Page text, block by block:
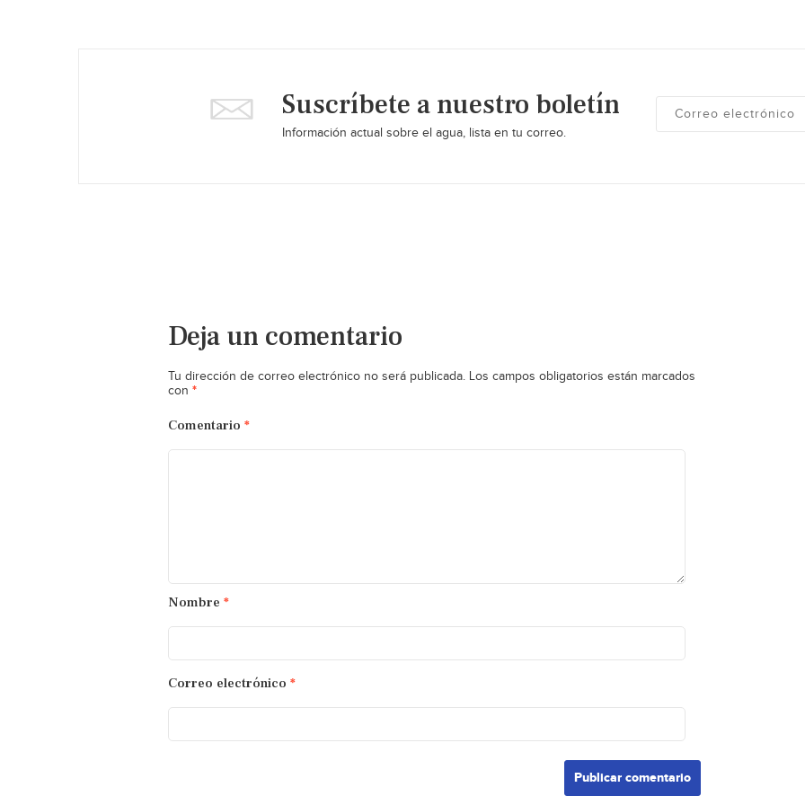
Suscríbete a nuestro boletín
Información actual sobre el agua, lista en tu correo.
Deja un comentario
Tu dirección de correo electrónico no será publicada. Los campos obligatorios están marcados
con *
Comentario *
Nombre *
Correo electrónico *